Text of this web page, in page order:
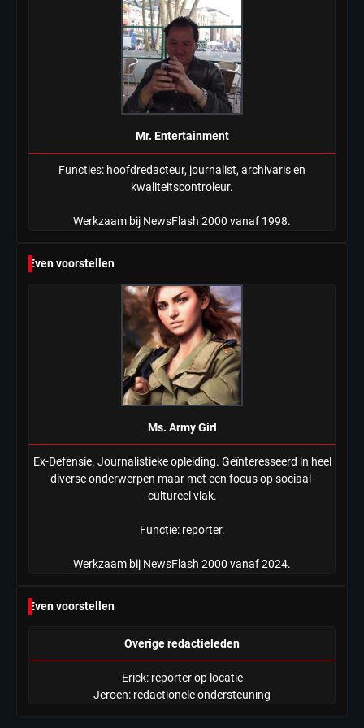
Mr. Entertainment
Functies: hoofdredacteur, journalist, archivaris en
kwaliteitscontroleur.
Werkzaam bij NewsFlash 2000 vanaf 1998.
Even voorstellen
Ms. Army Girl
Ex-Defensie. Journalistieke opleiding. Geïnteresseerd in heel
diverse onderwerpen maar met een focus op sociaal-
cultureel vlak.
Functie: reporter.
Werkzaam bij NewsFlash 2000 vanaf 2024.
Even voorstellen
Overige redactieleden
Erick: reporter op locatie
Jeroen: redactionele ondersteuning